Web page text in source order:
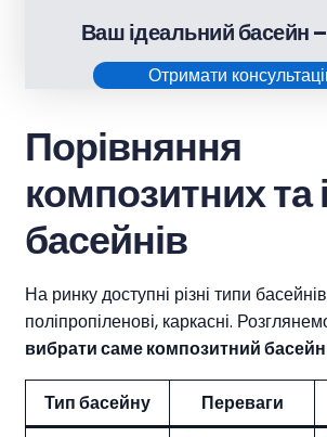
Ваш ідеальний басейн –
Отримати
Порівняння
композитних та
басейнів
На ринку доступні різні типи
поліпропіленові, каркасні.
вибрати саме композитний басейн
Тип басейну Переваги